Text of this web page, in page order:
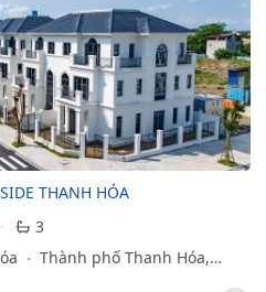
THANH HÓA
3
Thành phố Thanh Hóa,